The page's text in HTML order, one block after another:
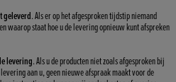
geleverd. Als er op het afgesproken tijdstip niemand
waarop staat hoe u de levering opnieuw kunt afspreken
levering. Als u de producten niet zoals afgesproken bij
aan u, geen nieuwe afspraak maakt voor de